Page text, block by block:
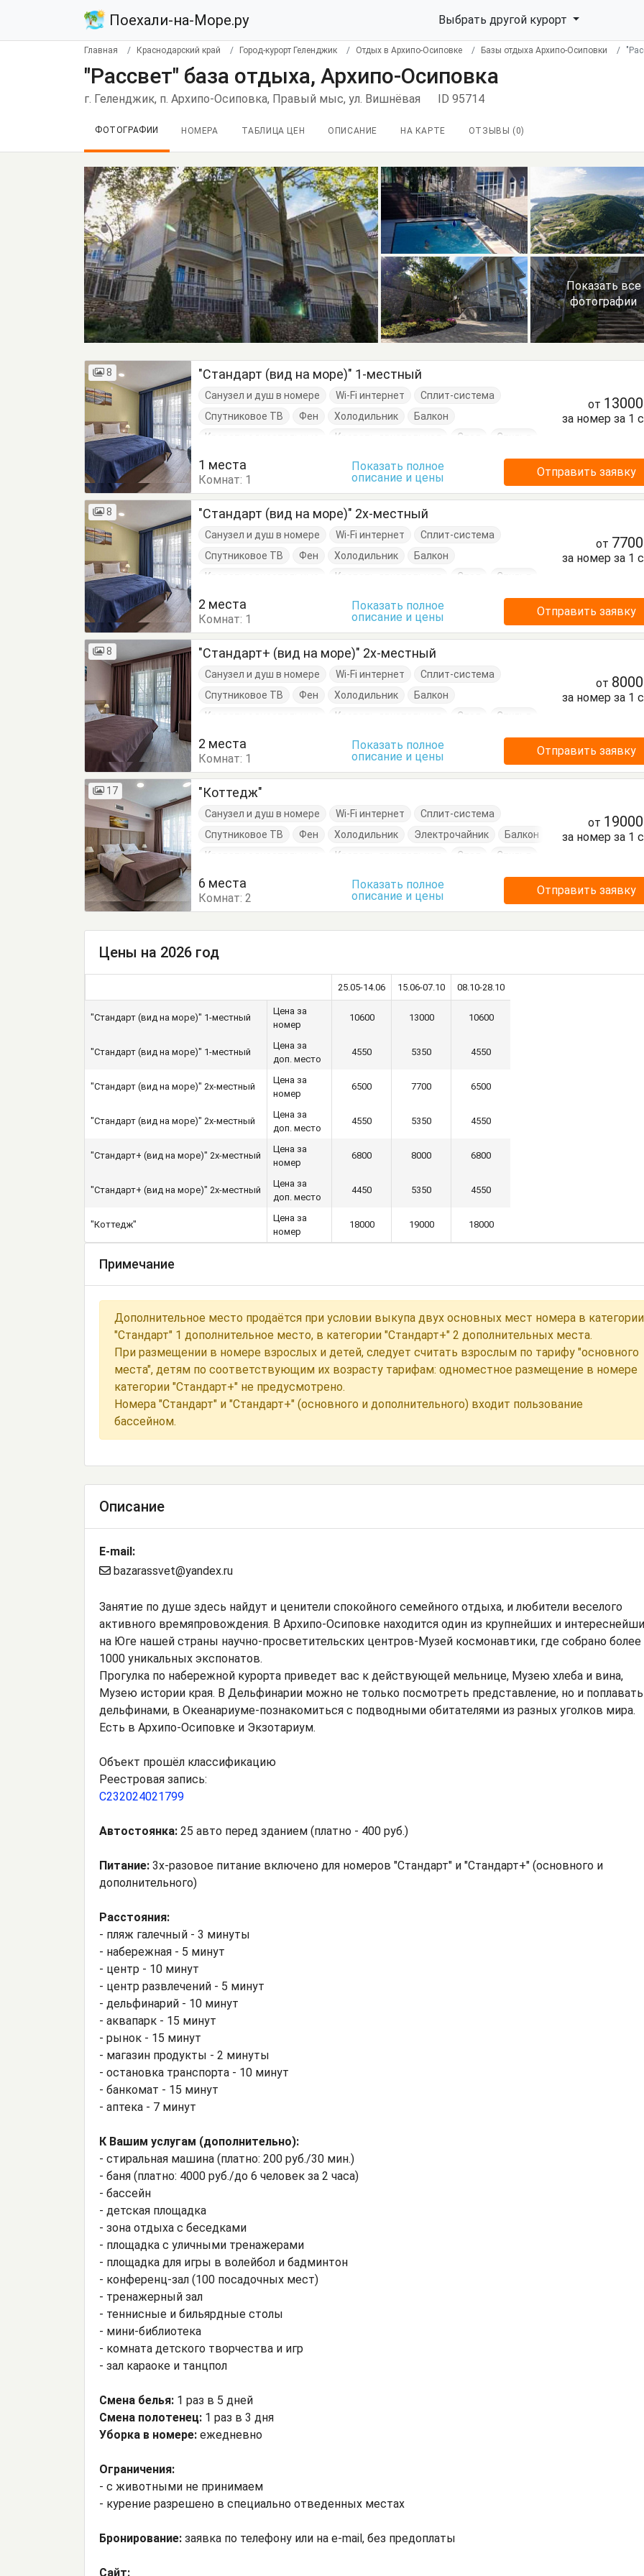
Поехали-на-Море.ру Выбрать другой курорт
Главная Краснодарский край Город-курорт Геленджик Отдых в Архипо-Осиповке Базы отдыха Архипо-Осиповки
"Рассвет" база отдыха, Архипо-Осиповка
г. Геленджик, п. Архипо-Осиповка, Правый мыс, ул. Вишнёвая ID 95714
ФОТОГРАФИИ НОМЕРА ТАБЛИЦА ЦЕН ОПИСАНИЕ НА КАРТЕ ОТЗЫВЫ ( 0)
Показать все
фотографии
8 "Стандарт (вид на море)" 1-местный
Санузел и душ в номере Wi-Fi интернет
Сплит-система
Спутниковое ТВ
Фен Холодильник
Балкон
Кровати односпальные
Кровать двуспальная Стол
Стулья
от 13000
за номер за 1
1 места
Комнат: 1
Показать полное
описание и цены
Отправить заявку
8 "Стандарт (вид на море)" 2х-местный
Санузел и душ в номере Wi-Fi интернет
Сплит-система
Спутниковое ТВ
Фен Холодильник
Балкон
Кровати односпальные
Кровать двуспальная Стол
Стулья
от 7700
за номер за 1
2 места
Комнат: 1
Показать полное
описание и цены
Отправить заявку
8 "Стандарт+ (вид на море)" 2х-местный
Санузел и душ в номере Wi-Fi интернет
Сплит-система
Спутниковое ТВ
Фен Холодильник
Балкон
Кровати односпальные
Кровать двуспальная Стол
Стулья
от 8000
за номер за 1
2 места
Комнат: 1
Показать полное
описание и цены
Отправить заявку
17 "Коттедж"
Санузел и душ в номере Wi-Fi интернет
Сплит-система
Спутниковое ТВ
Фен Холодильник Электрочайник
Балкон
Кровати односпальные
Кровать двуспальная Стол
Стулья
от 19000
за номер за 1
6 места
Комнат:2
Показать полное
описание и цены
Отправить заявку
Цены на 2026 год
25.05-14.06 15.06-07.10 08.10-28.10
"Стандарт (вид на море)" 1-местный
Цена за
номер
10600 13000 10600
"Стандарт (вид на море)" 1-местный
Цена за
доп. место
4550 5350 4550
"Стандарт (вид на море)" 2х-местный
Цена за
номер
6500 7700 6500
"Стандарт (вид на море)" 2х-местный
Цена за
доп. место
4550 5350 4550
"Стандарт+ (вид на море)" 2х-местный
Цена за
номер
6800 8000 6800
"Стандарт+ (вид на море)" 2х-местный
Цена за
доп. место
4450 5350 4550
"Коттедж"
Цена за
номер
18000 19000 18000
Примечание
Дополнительное место продаётся при условии выкупа двух основных мест номера в категории
"Стандарт" 1 дополнительное место, в категории "Стандарт+" 2 дополнительных места.
При размещении в номере взрослых и детей, следует считать взрослым по тарифу "основного
места", детям по соответствующим их возрасту тарифам: одноместное размещение в номере
категории "Стандарт+" не предусмотрено.
Номера "Стандарт" и "Стандарт+" (основного и дополнительного) входит пользование
бассейном.
Описание
E-mail:
bazarassvet@yandex.ru
Занятие по душе здесь найдут и ценители спокойного семейного отдыха, и любители веселого
активного времяпровождения. В Архипо-Осиповке находится один из крупнейших и
на Юге нашей страны научно-просветительских центров-Музей космонавтики, где собрано более
1000 уникальных экспонатов.
Прогулка по набережной курорта приведет вас к действующей мельнице, Музею хлеба и вина,
Музею истории края. В Дельфинарии можно не только посмотреть представление, но и
дельфинами, в Океанариуме-познакомиться с подводными обитателями из разных уголков мира.
Есть в Архипо-Осиповке и Экзотариум.
Объект прошёл классификацию
Реестровая запись:
С232024021799
Автостоянка: 25 авто перед зданием (платно - 400 руб.)
Питание: 3х-разовое питание включено для номеров "Стандарт" и "Стандарт+" (основного и
дополнительного)
Расстояния:
- пляж галечный - 3 минуты
- набережная - 5 минут
- центр - 10 минут
- центр развлечений - 5 минут
- дельфинарий - 10 минут
- аквапарк - 15 минут
- рынок - 15 минут
- магазин продукты - 2 минуты
- остановка транспорта - 10 минут
- банкомат - 15 минут
- аптека - 7 минут
К Вашим услугам (дополнительно):
- стиральная машина (платно: 200 руб./30 мин.)
- баня (платно: 4000 руб./до 6 человек за 2 часа)
- бассейн
- детская площадка
- зона отдыха с беседками
- площадка с уличными тренажерами
- площадка для игры в волейбол и бадминтон
- конференц-зал (100 посадочных мест)
- тренажерный зал
- теннисные и бильярдные столы
- мини-библиотека
- комната детского творчества и игр
- зал караоке и танцпол
Смена белья: 1 раз в 5 дней
Смена полотенец: 1 раз в 3 дня
Уборка в номере: ежедневно
Ограничения:
- с животными не принимаем
- курение разрешено в специально отведенных местах
Бронирование: заявка по телефону или на e-mail, без предоплаты
Сайт: